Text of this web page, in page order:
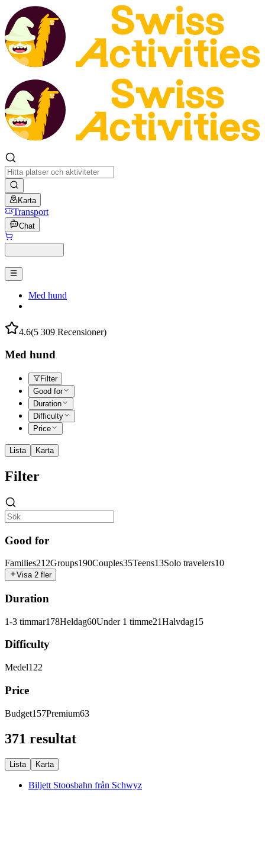
Karta
Transport
Chat
Med hund
4.6(5 309 Recensioner)
Med hund
Filter
Good for
Duration
Difficulty
Price
Lista Karta
Filter
Good for
Families212Groups190Couples35Teens13Solo travelers10
Visa 2 fler
Duration
1-3 timmar178Heldag60Under 1 timme21Halvdag15
Difficulty
Medel122
Price
Budget157Premium63
371 resultat
Lista Karta
Biljett Stoosbahn från Schwyz